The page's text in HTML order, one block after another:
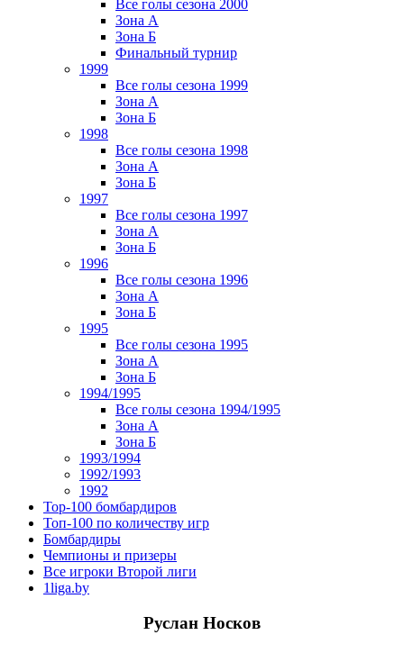
Все голы сезона 2000
Зона А
Зона Б
Финальный турнир
1999
Все голы сезона 1999
Зона А
Зона Б
1998
Все голы сезона 1998
Зона А
Зона Б
1997
Все голы сезона 1997
Зона А
Зона Б
1996
Все голы сезона 1996
Зона А
Зона Б
1995
Все голы сезона 1995
Зона А
Зона Б
1994/1995
Все голы сезона 1994/1995
Зона А
Зона Б
1993/1994
1992/1993
1992
Top-100 бомбардиров
Топ-100 по количеству игр
Бомбардиры
Чемпионы и призеры
Все игроки Второй лиги
1liga.by
Руслан Носков